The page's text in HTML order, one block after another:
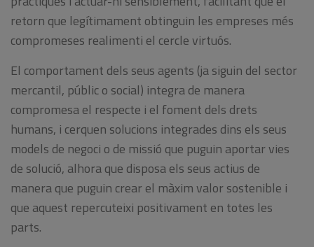
retorn que legítimament obtinguin les empreses més
compromeses realimenti el cercle virtuós.
El comportament dels seus agents (ja siguin del sector
mercantil, públic o social) integra de manera
compromesa el respecte i el foment dels drets
humans, i cerquen solucions integrades dins els seus
models de negoci o de missió que puguin aportar vies
de solució, alhora que disposa els seus actius de
manera que puguin crear el màxim valor sostenible i
que aquest repercuteixi positivament en totes les
parts.